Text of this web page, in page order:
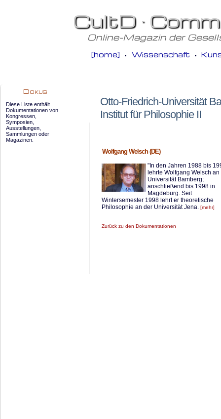
Otto-Friedrich-Universität
Institut für Philosophie II
Wolfgang Welsch (DE)
"In den Jahren 1988 bis
lehrte Wolfgang Welsch an
Universität Bamberg;
anschließend bis 1998 in
Magdeburg. Seit
Wintersemester 1998 lehrt er theoretische
Philosophie an der Universität Jena.[mehr]
Zurück zu den Dokumentationen